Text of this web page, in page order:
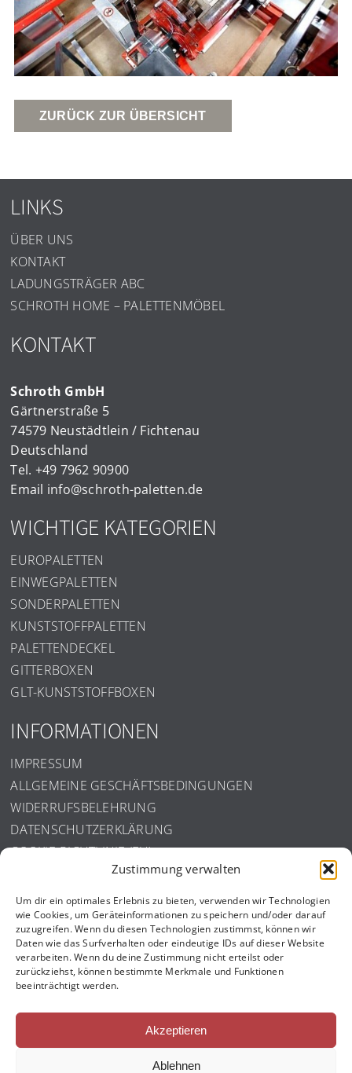
Zustimmung verwalten
Um dir ein optimales Erlebnis zu bieten, verwenden wir Technologien
wie Cookies, um Geräteinformationen zu speichern und/oder darauf
zuzugreifen. Wenn du diesen Technologien zustimmst, können wir
Daten wie das Surfverhalten oder eindeutige IDs auf dieser Website
verarbeiten. Wenn du deine Zustimmung nicht erteilst oder
zurückziehst, können bestimmte Merkmale und Funktionen
beeinträchtigt werden.
Akzeptieren
Ablehnen
ZURÜCK ZUR ÜBERSICHT
LINKS
ÜBER UNS
KONTAKT
LADUNGSTRÄGER ABC
SCHROTH HOME – PALETTENMÖBEL
KONTAKT
Schroth GmbH
Gärtnerstraße 5
74579 Neustädtlein / Fichtenau
Deutschland
Tel. +49 7962 90900
Email info@schroth-paletten.de
WICHTIGE KATEGORIEN
EUROPALETTEN
EINWEGPALETTEN
SONDERPALETTEN
KUNSTSTOFFPALETTEN
PALETTENDECKEL
GITTERBOXEN
GLT-KUNSTSTOFFBOXEN
INFORMATIONEN
IMPRESSUM
ALLGEMEINE GESCHÄFTSBEDINGUNGEN
WIDERRUFSBELEHRUNG
DATENSCHUTZERKLÄRUNG
COOKIE-RICHTLINIE (EU)
ISO ZERTIFIZIERUNG